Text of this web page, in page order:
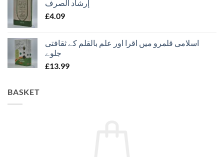
إرشاد الصرف
£4.09
اسلامی قلمرو میں اقرا اور علم بالقلم کے ثقافتی
جلوے
£13.99
BASKET